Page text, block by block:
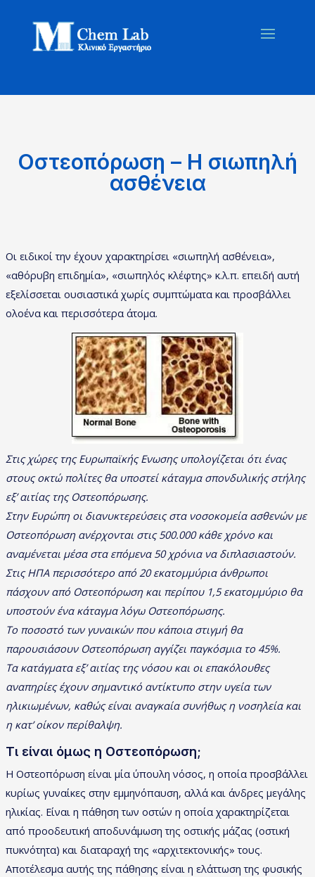
Οστεοπόρωση – Η σιωπηλή
ασθένεια
Οι ειδικοί την έχουν χαρακτηρίσει «σιωπηλή ασθένεια»,
«αθόρυβη επιδημία», «σιωπηλός κλέφτης» κ.λ.π. επειδή αυτή
εξελίσσεται ουσιαστικά χωρίς συμπτώματα και προσβάλλει
ολοένα και περισσότερα άτομα.
Στις χώρες της Ευρωπαϊκής Ενωσης υπολογίζεται ότι ένας
στους οκτώ πολίτες θα υποστεί κάταγμα σπονδυλικής στήλης
εξ’ αιτίας της Οστεοπόρωσης.
Στην Ευρώπη οι διανυκτερεύσεις στα νοσοκομεία ασθενών με
Οστεοπόρωση ανέρχονται στις 500.000 κάθε χρόνο και
αναμένεται μέσα στα επόμενα 50 χρόνια να διπλασιαστούν.
Στις ΗΠΑ περισσότερο από 20 εκατομμύρια άνθρωποι
πάσχουν από Οστεοπόρωση και περίπου 1,5 εκατομμύριο θα
υποστούν ένα κάταγμα λόγω Οστεοπόρωσης.
Το ποσοστό των γυναικών που κάποια στιγμή θα
παρουσιάσουν Οστεοπόρωση αγγίζει παγκόσμια το 45%.
Τα κατάγματα εξ’ αιτίας της νόσου και οι επακόλουθες
αναπηρίες έχουν σημαντικό αντίκτυπο στην υγεία των
ηλικιωμένων, καθώς είναι αναγκαία συνήθως η νοσηλεία και
η κατ’ οίκον περίθαλψη.
Τι είναι όμως η Οστεοπόρωση;
Η Οστεοπόρωση είναι μία ύπουλη νόσος, η οποία προσβάλλει
κυρίως γυναίκες στην εμμηνόπαυση, αλλά και άνδρες μεγάλης
ηλικίας. Είναι η πάθηση των οστών η οποία χαρακτηρίζεται
από προοδευτική αποδυνάμωση της οστικής μάζας (οστική
πυκνότητα) και διαταραχή της «αρχιτεκτονικής» τους.
Αποτέλεσμα αυτής της πάθησης είναι η ελάττωση της φυσικής